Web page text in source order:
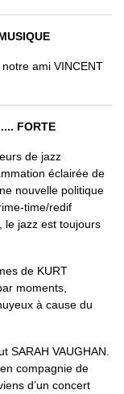
ami VINCENT
FORTE
de jazz
éclairée de
nouvelle politique
time/redif
le jazz est toujours
de KURT
moments,
à cause du
SARAH VAUGHAN.
compagnie de
d’un concert